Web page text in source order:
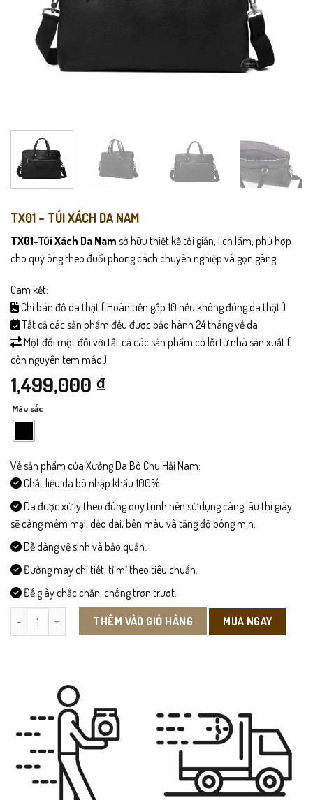
TX01 – TÚI XÁCH DA NAM
TX01-Túi Xách Da Nam sở hữu thiết kế tối giản, lịch lãm, phù hợp
cho quý ông theo đuổi phong cách chuyên nghiệp và gọn gàng.
Cam kết:
Chỉ bán đồ da thật ( Hoàn tiền gấp 10 nếu không đúng da thật )
Tất cả các sản phẩm đều được bảo hành 24 tháng về da
Một đổi một đối với tất cả các sản phẩm có lỗi từ nhà sản xuất (
còn nguyên tem mác )
1,499,000 ₫
Màu sắc
Về sản phẩm của Xưởng Da Bò Chu Hải Nam:
Chất liệu da bò nhập khẩu 100%
Da được xử lý theo đúng quy trình nên sử dụng càng lâu thì giày
sẽ càng mềm mại, dẻo dai, bền màu và tăng độ bóng mịn.
Dễ dàng vệ sinh và bảo quản.
Đường may chi tiết, tỉ mỉ theo tiêu chuẩn.
Đế giày chắc chắn, chống trơn trượt.
TX01 - Túi Xách Da Nam số lượng
THÊM VÀO GIỎ HÀNG MUA NGAY